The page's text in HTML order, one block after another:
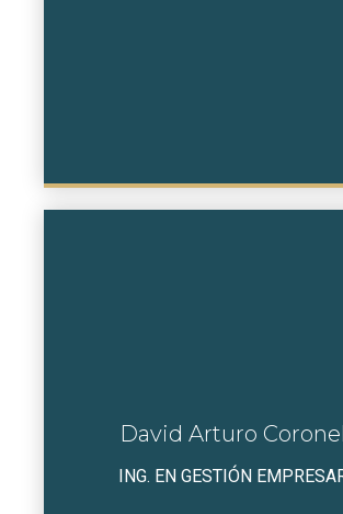
David Arturo
ING. EN GESTIÓN